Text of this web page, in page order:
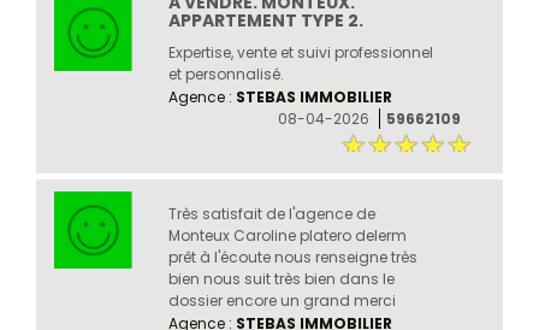
APPARTEMENT TYPE 2.
Expertise, vente et suivi professionnel
et personnalisé.
Agence : STEBAS IMMOBILIER
08-04-2026
59662109
Très satisfait de l'agence de
Monteux Caroline platero delerm
prêt à l'écoute nous renseigne très
bien nous suit très bien dans le
dossier encore un grand merci
Agence : STEBAS IMMOBILIER